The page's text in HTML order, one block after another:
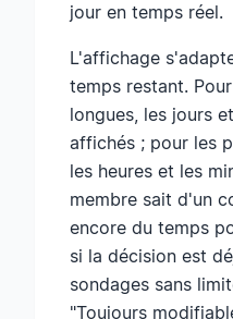
jour en temps réel.
L'affichage
temps restant.
longues, les jours
affichés ; pour les
les heures et les
membre sait d'un
encore du temps
si la décision est
sondages sans
"Toujours